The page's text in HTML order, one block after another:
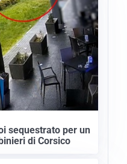
sequestrato per un
di Corsico